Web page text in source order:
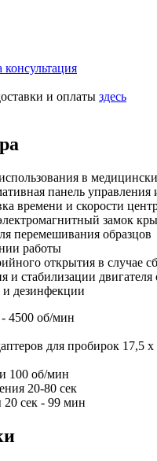
и оплаты здесь
в
панель управления
времени и скорости
замок
перемешивания образцов
работы
открытия в случае
и стабилизации
и дезинфекции
4500 об/мин
для пробирок 17,5
100 об/мин
20-80 сек
сек - 99 мин